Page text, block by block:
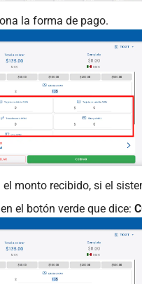
la forma de pago.
el monto recibido, si el
el botón verde que dice: